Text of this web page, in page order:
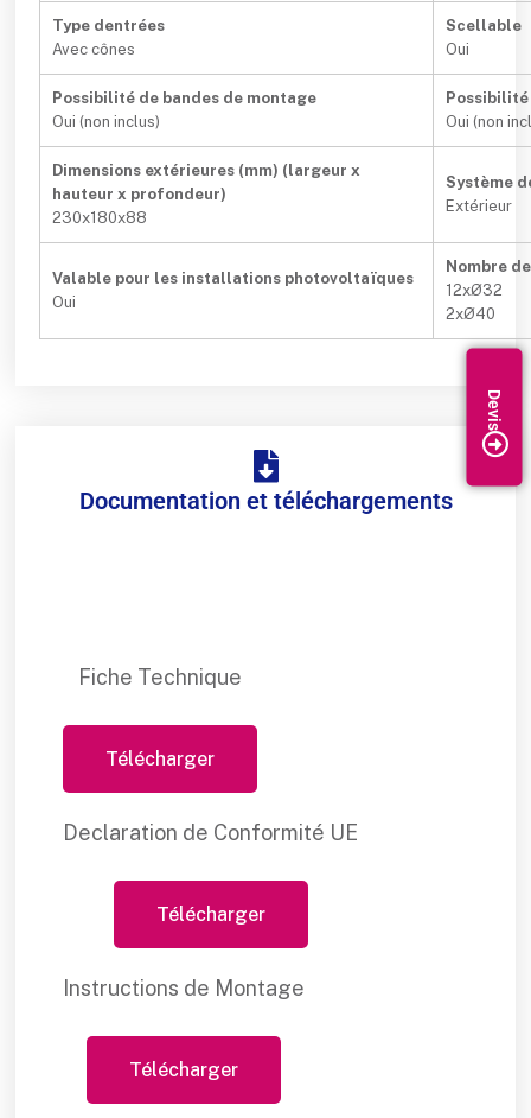
Type dentrées
Avec cônes
Scellable
Oui
Possibilité de bandes de montage
Oui (non inclus)
Oui (non
Dimensions extérieures (mm) (largeur x
hauteur x profondeur)
230x180x88
Système
Extérieur
Valable pour les installations photovoltaïques
Oui
Nombre
12xØ32
2xØ40
Documentation et téléchargements
Fiche Technique
Télécharger
Declaration de Conformité UE
Télécharger
Instructions de Montage
Télécharger